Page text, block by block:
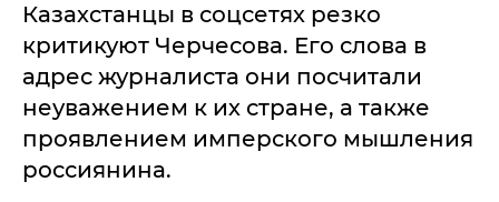
Казахстанцы в соцсетях резко
критикуют Черчесова. Его слова в
адрес журналиста они посчитали
неуважением к их стране, а также
проявлением имперского мышления
россиянина.